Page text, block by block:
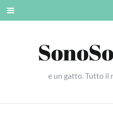
Skip
e un gatto. Tutto il